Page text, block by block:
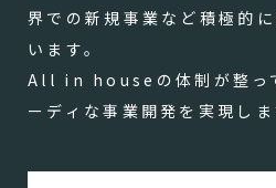
界での新規事業など積極的
います。
All in houseの体制が整っ
ーディな事業開発を実現しま